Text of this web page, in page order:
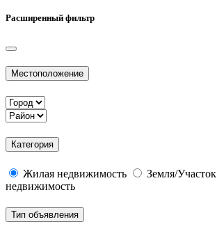
Расширенный фильтр
Местоположение
Категория
Жилая недвижимость Земля/Участок
недвижимость
Тип объявления